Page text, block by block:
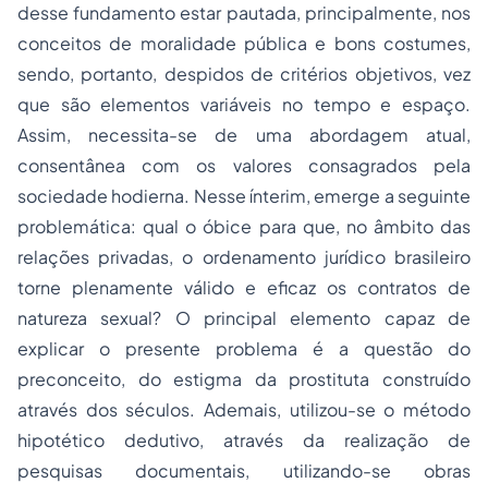
desse fundamento estar pautada, principalmente, nos
conceitos de moralidade pública e bons costumes,
sendo, portanto, despidos de critérios objetivos, vez
que são elementos variáveis no tempo e espaço.
Assim, necessita-se de uma abordagem atual,
consentânea com os valores consagrados pela
sociedade hodierna. Nesse ínterim, emerge a seguinte
problemática: qual o óbice para que, no âmbito das
relações privadas, o ordenamento jurídico brasileiro
torne plenamente válido e eficaz os contratos de
natureza sexual? O principal elemento capaz de
explicar o presente problema é a questão do
preconceito, do estigma da prostituta construído
através dos séculos. Ademais, utilizou-se o método
hipotético dedutivo, através da realização de
pesquisas documentais, utilizando-se obras